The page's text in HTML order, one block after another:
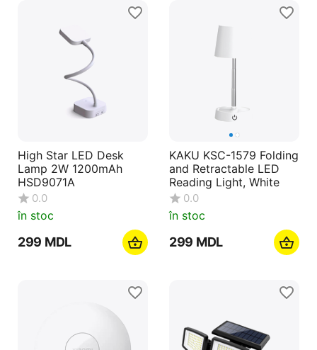
High Star LED Desk
Lamp 2W 1200mAh
HSD9071A
0.0
în stoc
‍299‍ MDL
KAKU KSC-1579 Folding
and Retractable LED
Reading Light, White
0.0
în stoc
‍299‍ MDL